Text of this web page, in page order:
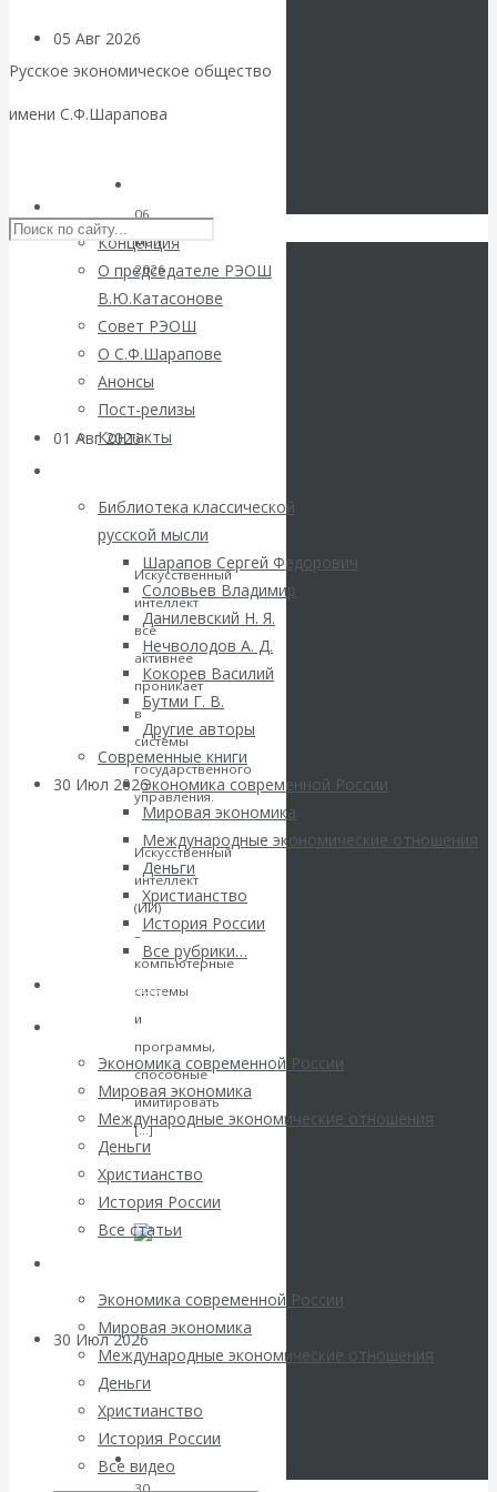
Русское экономическое общество
имени С.Ф.Шарапова
Концепция
О председателе РЭОШ
В.Ю.Катасонове
Совет РЭОШ
О С.Ф.Шарапове
Анонсы
Пост-релизы
Контакты
Библиотека классической
русской мысли
Шарапов Сергей Федорович
Соловьев Владимир
Данилевский Н. Я.
Нечволодов А. Д.
Кокорев Василий
Бутми Г. В.
Другие авторы
Современные книги
Экономика современной России
Мировая экономика
Международные экономические отношения
Деньги
Христианство
История России
Все рубрики…
Авторы РЭОШ
Архив статей
Экономика современной России
Мировая экономика
Международные экономические отношения
Деньги
Христианство
История России
Все статьи
Экономика современной России
Мировая экономика
Международные экономические отношения
Деньги
Христианство
История России
Все видео
05 Авг 2026
Валентин
раз на тему
блокировки
банковских
счетов
01 Авг 2026Геополитика
ВАлентин
Катасонов.
Саммит НАТО в
Турции: Drang
nach Osten
30 Июл 2026Банки
Валентин
Катасонов. Кто
определяет
погоду на
финансовых
рынках?
Минфины хотят
быть главнее
30 Июл 2026Цифровая
экономика
Валентин
06
Май
2026
Цифровая
экономика
КАтасонов.
Робот
управляет
государством.
или
реальность?
Искусственный
интеллект
всё
активнее
проникает
в
системы
государственного
управления.
Искусственный
интеллект
(ИИ)
–
компьютерные
системы
и
программы,
способные
имитировать
[…]Читать
далее
VK
Facebook
Twitter
30